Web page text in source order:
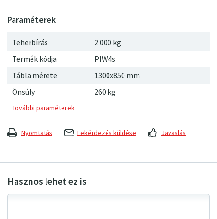
Teherbírás
2 000 kg
Termék kódja
PIW4s
Tábla mérete
1300x850 mm
Önsúly
260 kg
Nyomtatás Lekérdezés küldése Javaslás